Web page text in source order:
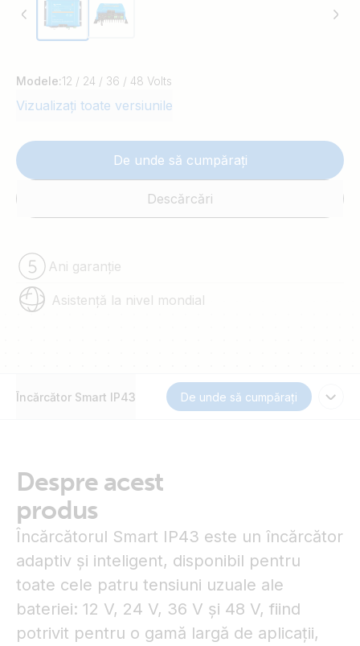
Modele:12 / 24 / 36 / 48 Volts
Vizualizați toate versiunile
De unde să cumpărați
Descărcări
Ani garanție
Asistență la nivel mondial
Încărcător Smart IP43 De unde să cumpărați
Despre acest
produs
Încărcătorul Smart IP43 este un încărcător
adaptiv și inteligent, disponibil pentru
toate cele patru tensiuni uzuale ale
bateriei: 12 V, 24 V, 36 V și 48 V, fiind
potrivit pentru o gamă largă de aplicații,